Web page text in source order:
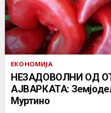
ЕКОНОМИЈА
НЕЗАДОВОЛНИ ОД
АЈВАРКАТА:
Муртино